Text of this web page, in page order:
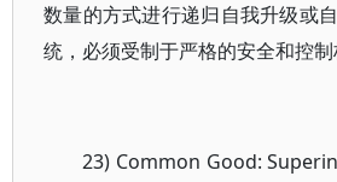
数量的方式进行递归自我升级或
统，必须受制于严格的安全和控制
23) Common Good: